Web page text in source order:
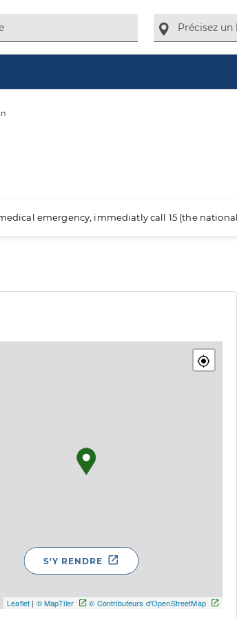
emergency, immediatly call 15 (the
Leaflet | © MapTiler © Contributeurs d'OpenStreetMap
S'Y RENDRE